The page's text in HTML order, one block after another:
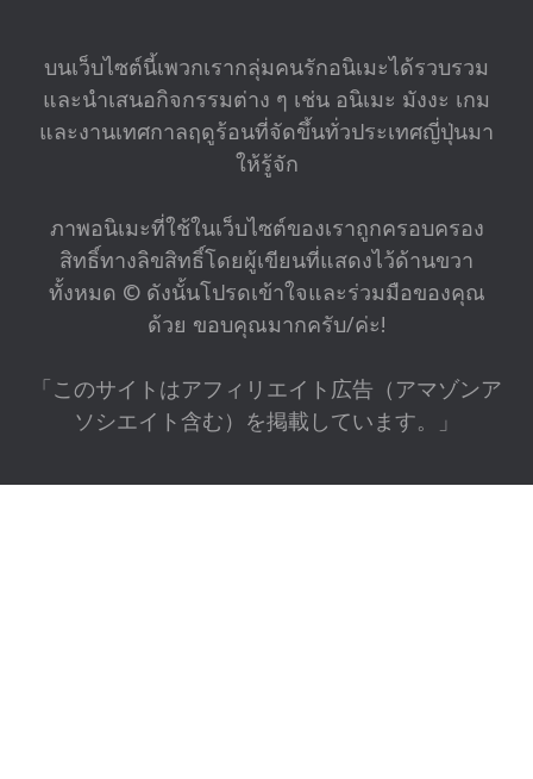
บนเว็บไซต์นี้เพวกเรากลุ่มคนรักอนิเมะได้รวบรวม
และนำเสนอกิจกรรมต่าง ๆ เช่น อนิเมะ มังงะ เกม
และงานเทศกาลฤดูร้อนที่จัดขึ้นทั่วประเทศญี่ปุ่นมา
ให้รู้จัก
ภาพอนิเมะที่ใช้ในเว็บไซต์ของเราถูกครอบครอง
สิทธิ์ทางลิขสิทธิ์โดยผู้เขียนที่แสดงไว้ด้านขวา
ทั้งหมด © ดังนั้นโปรดเข้าใจและร่วมมือของคุณ
ด้วย ขอบคุณมากครับ/ค่ะ!
「このサイトはアフィリエイト広告（アマゾンア
ソシエイト含む）を掲載しています。」